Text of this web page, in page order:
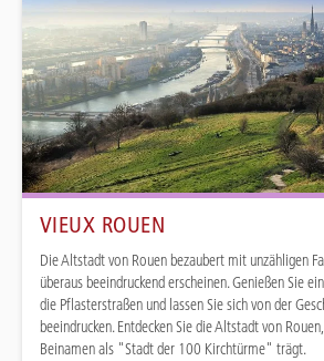
VIEUX ROUEN
Die Altstadt von Rouen bezaubert mit unzähligen
überaus beeindruckend erscheinen. Genießen Sie
die Pflasterstraßen und lassen Sie sich von der
beeindrucken. Entdecken Sie die Altstadt von
Beinamen als "Stadt der 100 Kirchtürme" trägt.